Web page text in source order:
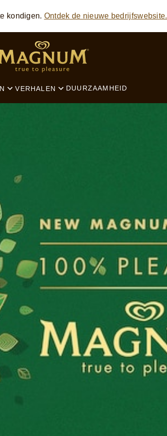
kondigen. Ontdek de nieuwe bedrijfswebsite.
VERHALEN DUURZAAMHEID